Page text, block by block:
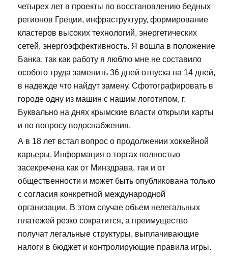
четырех лет в проекты по восстановлению бедных
регионов Греции, инфраструктуру, формирование
кластеров высоких технологий, энергетических
сетей, энергоэффективность. Я вошла в положение
Банка, так как работу я люблю мне не составило
особого труда заменить 36 дней отпуска на 14 дней,
в надежде что найдут замену. Сфотографировать в
городе одну из машин с нашим логотипом, г.
Буквально на днях крымские власти открыли карты
и по вопросу водоснабжения.
А в 18 лет встал вопрос о продолжении хоккейной
карьеры. Информация о торгах полностью
засекречена как от Минздрава, так и от
общественности и может быть опубликована только
с согласия конкретной международной
организации. В этом случае объем нелегальных
платежей резко сократится, а преимущество
получат легальные структуры, выплачивающие
налоги в бюджет и контролирующие правила игры.